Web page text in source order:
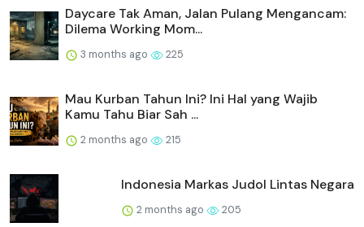
Daycare Tak Aman, Jalan Pulang Mengancam:
Dilema Working Mom...
3 months ago 225
Mau Kurban Tahun Ini? Ini Hal yang Wajib
Kamu Tahu Biar Sah ...
2 months ago 215
Indonesia Markas Judol Lintas Negara
2 months ago 205